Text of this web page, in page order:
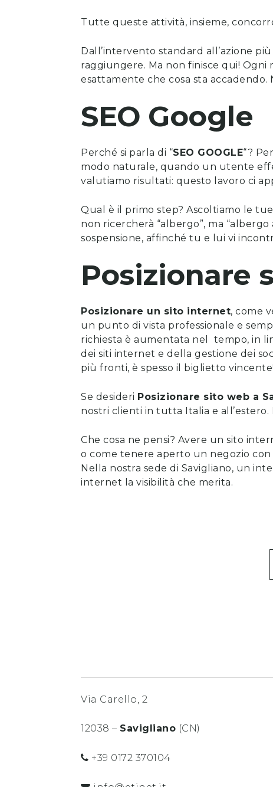
Tutte queste attività, insieme,
Dall’intervento standard all’azione
raggiungere. Ma non finisce qui!
esattamente che cosa sta accadendo.
SEO Google
Perché si parla di “SEO GOOGLE“?
modo naturale, quando un utente
valutiamo risultati: questo lavoro ci
Qual è il primo step? Ascoltiamo le
non ricercherà “albergo”, ma
sospensione, affinché tu e lui vi
Posizionare
Posizionare un sito internet, come
un punto di vista professionale e
richiesta è aumentata nel tempo, in
dei siti internet e della gestione dei
più fronti, è spesso il biglietto vincente!
Se desideri Posizionare sito web a
nostri clienti in tutta Italia e
Che cosa ne pensi? Avere un sito
o come tenere aperto un negozio con
Nella nostra sede di Savigliano, un
internet la visibilità che merita.
Via Carello, 2
12038 – Savigliano (CN)
+39 0172 370104